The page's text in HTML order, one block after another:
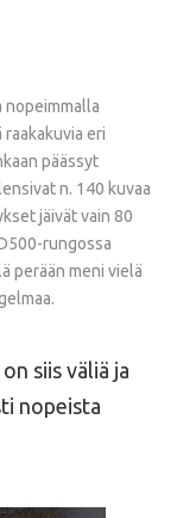
nopeimmalla
eri
päässyt
n. 140 kuvaa
jäivät vain 80
rungossa
perään meni vielä
siis väliä ja
nopeista